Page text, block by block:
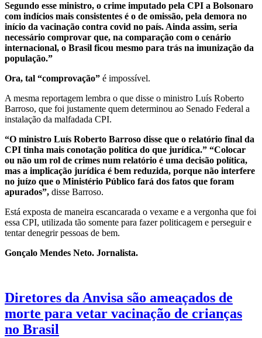
Segundo esse ministro, o crime imputado pela CPI a Bolsonaro
com indícios mais consistentes é o de omissão, pela demora no
início da vacinação contra covid no país. Ainda assim, seria
necessário comprovar que, na comparação com o cenário
internacional, o Brasil ficou mesmo para trás na imunização da
população.”
Ora, tal “comprovação” é impossível.
A mesma reportagem lembra o que disse o ministro Luís Roberto
Barroso, que foi justamente quem determinou ao Senado Federal a
instalação da malfadada CPI.
“O ministro Luís Roberto Barroso disse que o relatório final da
CPI tinha mais conotação política do que jurídica.” “Colocar
ou não um rol de crimes num relatório é uma decisão política,
mas a implicação jurídica é bem reduzida, porque não interfere
no juízo que o Ministério Público fará dos fatos que foram
apurados”, disse Barroso.
Está exposta de maneira escancarada o vexame e a vergonha que foi
essa CPI, utilizada tão somente para fazer politicagem e perseguir e
tentar denegrir pessoas de bem.
Gonçalo Mendes Neto. Jornalista.
Diretores da Anvisa são ameaçados de
morte para vetar vacinação de crianças
no Brasil